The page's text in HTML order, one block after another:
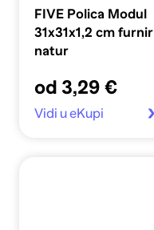
FIVE Polica Modul
31x31x1,2 cm furnir
natur
od 3,29 €
Vidi u eKupi